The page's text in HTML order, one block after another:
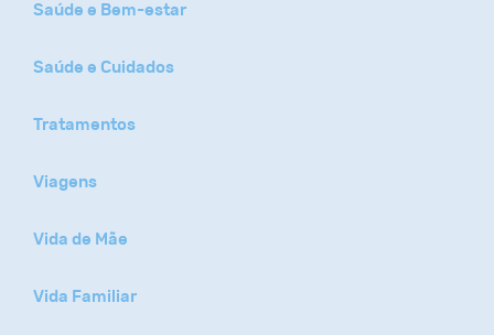
Saúde e Bem-estar
Saúde e Cuidados
Tratamentos
Viagens
Vida de Mãe
Vida Familiar